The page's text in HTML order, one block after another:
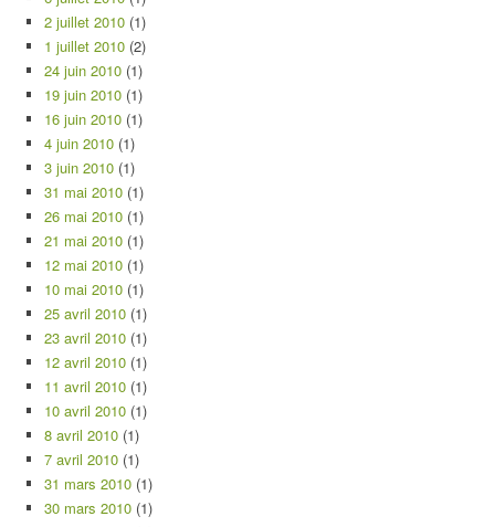
2 juillet 2010 (1)
1 juillet 2010 (2)
24 juin 2010 (1)
19 juin 2010 (1)
16 juin 2010 (1)
4 juin 2010 (1)
3 juin 2010 (1)
31 mai 2010 (1)
26 mai 2010 (1)
21 mai 2010 (1)
12 mai 2010 (1)
10 mai 2010 (1)
25 avril 2010 (1)
23 avril 2010 (1)
12 avril 2010 (1)
11 avril 2010 (1)
10 avril 2010 (1)
8 avril 2010 (1)
7 avril 2010 (1)
31 mars 2010 (1)
30 mars 2010 (1)